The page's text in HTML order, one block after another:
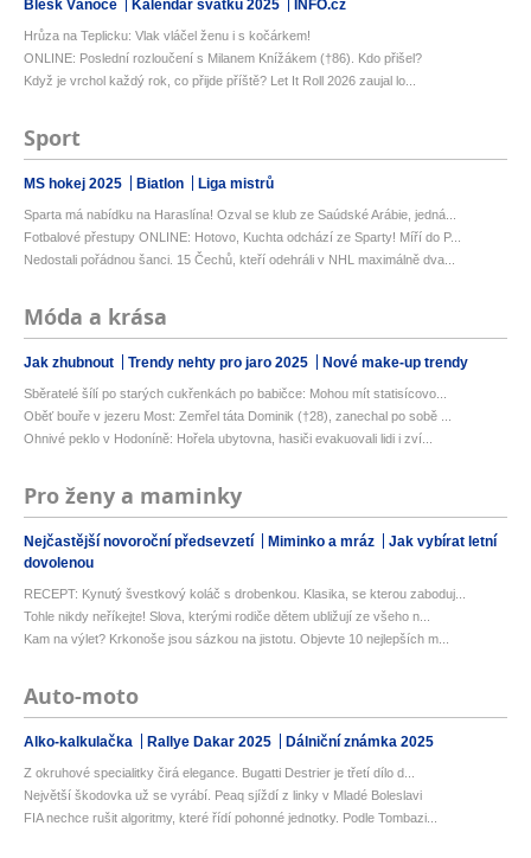
Blesk Vánoce Kalendář svátků 2025 INFO.cz
Hrůza na Teplicku: Vlak vláčel ženu i s kočárkem!
ONLINE: Poslední rozloučení s Milanem Knížákem (†86). Kdo přišel?
Když je vrchol každý rok, co přijde příště? Let It Roll 2026 zaujal lo...
Sport
MS hokej 2025 Biatlon Liga mistrů
Sparta má nabídku na Haraslína! Ozval se klub ze Saúdské Arábie, jedná...
Fotbalové přestupy ONLINE: Hotovo, Kuchta odchází ze Sparty! Míří do P...
Nedostali pořádnou šanci. 15 Čechů, kteří odehráli v NHL maximálně dva...
Móda a krása
Jak zhubnout Trendy nehty pro jaro 2025 Nové make-up trendy
Sběratelé šílí po starých cukřenkách po babičce: Mohou mít statisícovo...
Oběť bouře v jezeru Most: Zemřel táta Dominik (†28), zanechal po sobě ...
Ohnivé peklo v Hodoníně: Hořela ubytovna, hasiči evakuovali lidi i zví...
Pro ženy a maminky
Nejčastější novoroční předsevzetí Miminko a mráz
Jak vybírat letní
dovolenou
RECEPT: Kynutý švestkový koláč s drobenkou. Klasika, se kterou zaboduj...
Tohle nikdy neříkejte! Slova, kterými rodiče dětem ubližují ze všeho n...
Kam na výlet? Krkonoše jsou sázkou na jistotu. Objevte 10 nejlepších m...
Auto-moto
Alko-kalkulačka Rallye Dakar 2025 Dálniční známka 2025
Z okruhové specialitky čirá elegance. Bugatti Destrier je třetí dílo d...
Největší škodovka už se vyrábí. Peaq sjíždí z linky v Mladé Boleslavi
FIA nechce rušit algoritmy, které řídí pohonné jednotky. Podle Tombazi...